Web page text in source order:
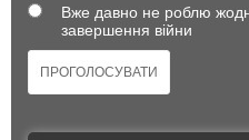
Вже давно не роблю
завершення війни